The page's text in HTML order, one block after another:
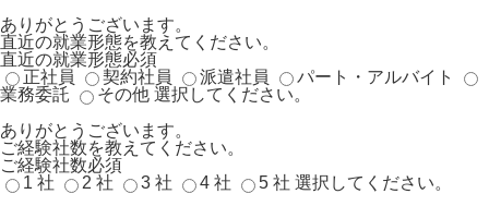
ありがとうございます。
直近の就業形態を教えてください。
直近の就業形態必須
正社員
契約社員 派遣社員
パート・アルバイト
業務委託
その他 選択してください。
ありがとうございます。
ご経験社数を教えてください。
ご経験社数必須
1 社
2 社 3 社 4 社 5 社 選択してください。